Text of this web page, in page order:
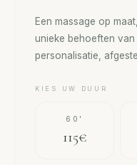
Een massage op
unieke behoeften
personalisatie,
KIES UW DUUR
60'
115€